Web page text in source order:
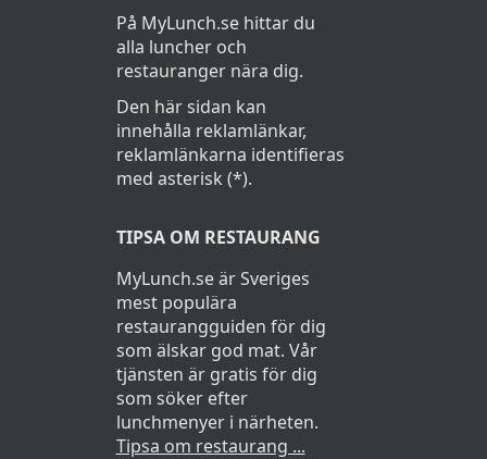
På MyLunch.se hittar du
alla luncher och
restauranger nära dig.
Den här sidan kan
innehålla reklamlänkar,
reklamlänkarna identifieras
med asterisk (*).
TIPSA OM RESTAURANG
MyLunch.se är Sveriges
mest populära
restaurangguiden för dig
som älskar god mat. Vår
tjänsten är gratis för dig
som söker efter
lunchmenyer i närheten.
Tipsa om restaurang ...